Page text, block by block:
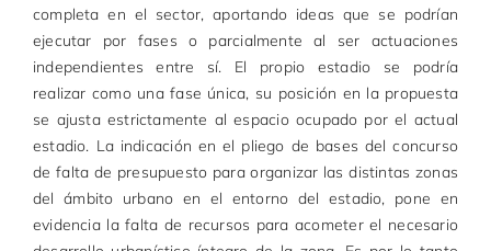
completa en el sector, aportando ideas que se podrían
ejecutar por fases o parcialmente al ser actuaciones
independientes entre sí. El propio estadio se podría
realizar como una fase única, su posición en la propuesta
se ajusta estrictamente al espacio ocupado por el actual
estadio. La indicación en el pliego de bases del concurso
de falta de presupuesto para organizar las distintas zonas
del ámbito urbano en el entorno del estadio, pone en
evidencia la falta de recursos para acometer el necesario